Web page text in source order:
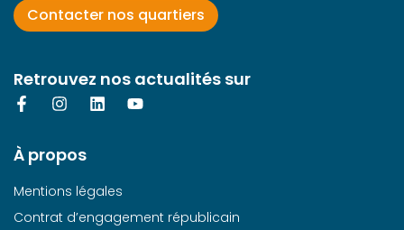
Retrouvez nos actualités sur
À propos
Mentions légales
Contrat d’engagement républicain
Contacter nos quartiers